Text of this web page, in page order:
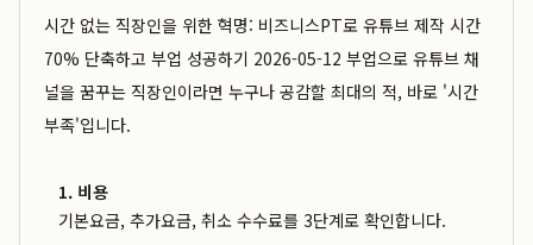
시간 없는 직장인을 위한 혁명: 비즈니스PT로 유튜브 제작 시간
70% 단축하고 부업 성공하기 2026-05-12 부업으로 유튜브 채
널을 꿈꾸는 직장인이라면 누구나 공감할 최대의 적, 바로 '시간
부족'입니다.
1. 비용
기본요금, 추가요금, 취소 수수료를 3단계로 확인합니다.